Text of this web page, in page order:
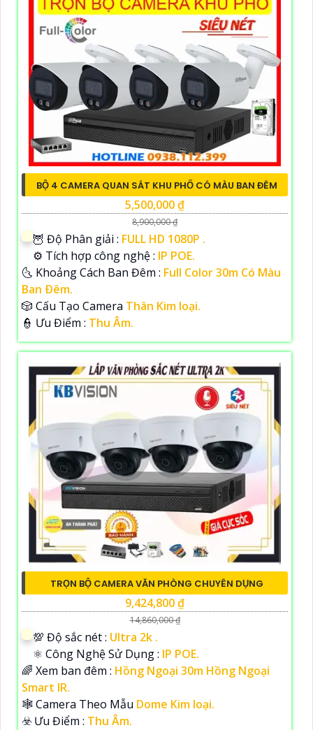
BỘ 4 CAMERA QUAN SÁT KHU PHỐ CÓ MÀU BAN ĐÊM
5,500,000 ₫
8,900,000 ₫
🦉 Độ Phân giải : FULL HD 1080P .
⚙ Tích hợp công nghệ : IP POE.
🌜 Khoảng Cách Ban Đêm : Full Color 30m Có Màu
Ban Ðêm.
🎲 Cấu Tạo Camera Thân Kim loại.
️👮 Ưu Điểm : Thu Âm.
TRỌN BỘ CAMERA VĂN PHÒNG CHUYÊN DỤNG
9,424,800 ₫
14,860,000 ₫
💯 Độ sắc nét : Ultra 2k .
⚛️ Công Nghệ Sử Dụng : IP POE.
🌈 Xem ban đêm : Hồng Ngoại 30m Hồng Ngoại
Smart IR.
🕸️ Camera Theo Mẫu Dome Kim loại.
️☣️ Ưu Điểm : Thu Âm.